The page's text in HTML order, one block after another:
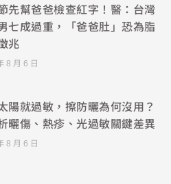
先幫爸爸檢查紅字！醫：台灣
七成過重，「爸爸肚」恐為脂
兆
8 月 6 日
陽就過敏，擦防曬為何沒用？
曬傷、熱疹、光過敏關鍵差異
8 月 6 日